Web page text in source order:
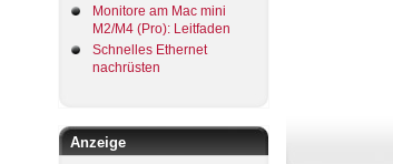
Monitore am Mac mini
M2/M4 (Pro): Leitfaden
Schnelles Ethernet
nachrüsten
Anzeige